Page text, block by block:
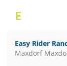
E
Easy Rider
Maxdorf